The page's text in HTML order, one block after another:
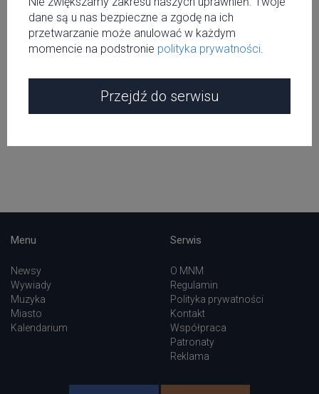
Menu
Newsy
Wywiady
Muzyka
Miasto
Kalendarium
Serwis
O MNM
Regulamin
Polityka prywatności
Kontakt
Współpraca
Patronaty
Reklama
dane są u nas bezpieczne a zgodę na ich
przetwarzanie może anulować w każdym
momencie na podstronie polityka prywatności.
Przejdź do serwisu